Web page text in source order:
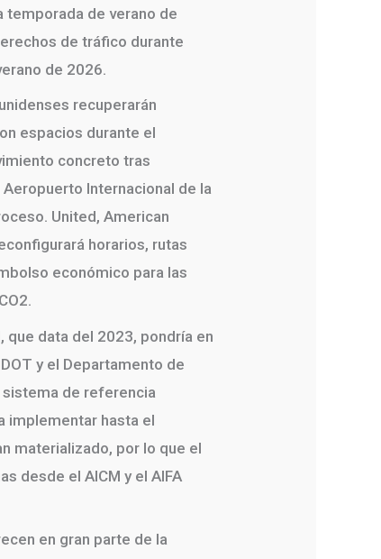
temporada de verano de
de tráfico durante
de 2026.
recuperarán
espacios durante el
concreto tras
Internacional de la
United, American
horarios, rutas
económico para las
que data del 2023, pondría en
y el Departamento de
de referencia
implementar hasta el
materializado, por lo que el
desde el AICM y el AIFA
en gran parte de la